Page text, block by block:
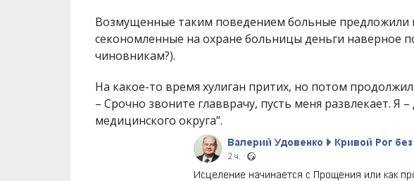
Возмущенные таким поведением больные
секономленные на охране больницы деньги наверное
чиновникам?).
На какое-то время хулиган притих, но потом продолжил:
– Срочно звоните главврачу, пусть меня развлекает. Я
медицинского округа”.